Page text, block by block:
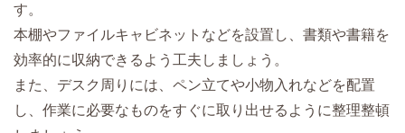
す。
本棚やファイルキャビネットなどを設置し、書類や書籍を
効率的に収納できるよう工夫しましょう。
また、デスク周りには、ペン立てや小物入れなどを配置
し、作業に必要なものをすぐに取り出せるように整理整頓